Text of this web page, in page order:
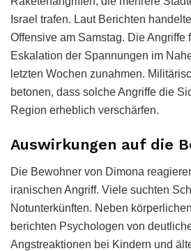
Israel trafen. Laut Berichten
Offensive am Samstag. Die Angriffe
Eskalation der Spannungen im
letzten Wochen zunahmen.
betonen, dass solche Angriffe die
Region erheblich verschärfen.
Auswirkungen auf die
Die Bewohner von Dimona
iranischen Angriff. Viele suchten
Notunterkünften. Neben
berichten Psychologen von
Angstreaktionen bei Kindern und